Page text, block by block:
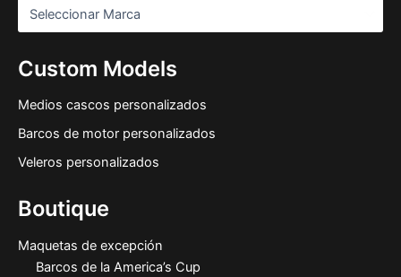
Custom Models
Medios cascos personalizados
Barcos de motor personalizados
Veleros personalizados
Boutique
Maquetas de excepción
Barcos de la America’s Cup